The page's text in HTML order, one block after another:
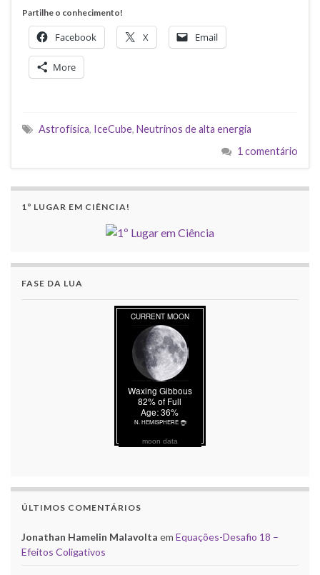
Partilhe o conhecimento!
Facebook X Email
More
Astrofísica, IceCube, Neutrinos de alta energia
1 comentário
1º LUGAR EM CIÊNCIA!
FASE DA LUA
moon data
ÚLTIMOS COMENTÁRIOS
Jonathan Hamelin Malavolta em Equações-Desafio 18 –
Efeitos Coligativos